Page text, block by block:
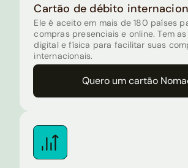
Cartão de débito
Ele é aceito em mais de 180 países
compras presenciais e online. Tem
digital e física para facilitar suas
internacionais.
Quero um cartão